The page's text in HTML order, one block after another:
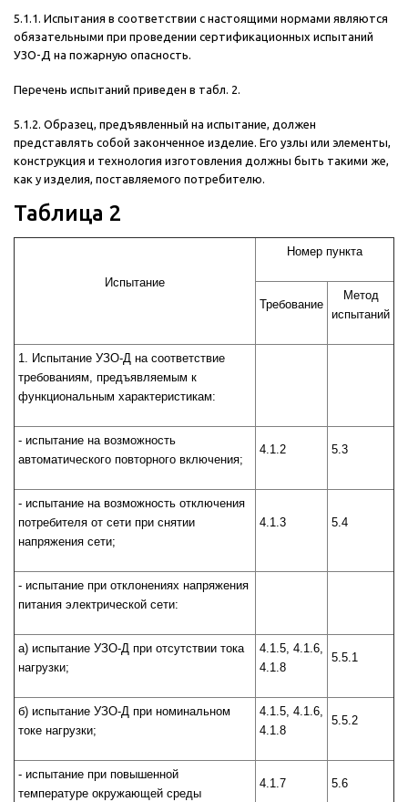
5.1.1. Испытания в соответствии с настоящими нормами являются
обязательными при проведении сертификационных испытаний
УЗО-Д на пожарную опасность.
Перечень испытаний приведен в табл. 2.
5.1.2. Образец, предъявленный на испытание, должен
представлять собой законченное изделие. Его узлы или элементы,
конструкция и технология изготовления должны быть такими же,
как у изделия, поставляемого потребителю.
Таблица 2
Испытание
Номер пункта
Требование
Метод
испытаний
1. Испытание УЗО-Д на соответствие
требованиям, предъявляемым к
функциональным характеристикам:
- испытание на возможность
автоматического повторного включения;
4.1.2 5.3
- испытание на возможность отключения
потребителя от сети при снятии
напряжения сети;
4.1.3 5.4
- испытание при отклонениях напряжения
питания электрической сети:
а) испытание УЗО-Д при отсутствии тока
нагрузки;
4.1.5, 4.1.6,
4.1.8
5.5.1
б) испытание УЗО-Д при номинальном
токе нагрузки;
4.1.5, 4.1.6,
4.1.8
5.5.2
- испытание при повышенной
температуре окружающей среды
4.1.7 5.6